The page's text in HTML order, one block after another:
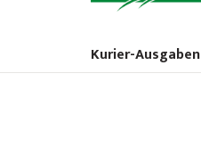
Kurier-Ausgaben